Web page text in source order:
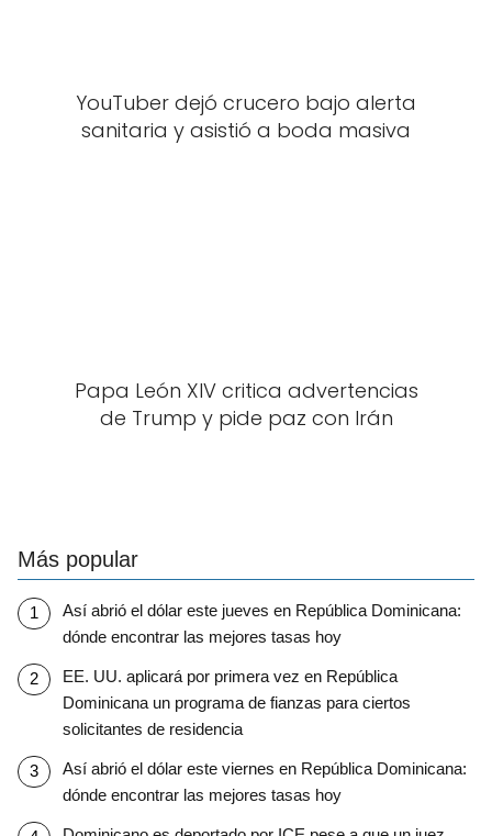
YouTuber dejó crucero bajo alerta
sanitaria y asistió a boda masiva
Papa León XIV critica advertencias
de Trump y pide paz con Irán
Más popular
Así abrió el dólar este jueves en República Dominicana:
dónde encontrar las mejores tasas hoy
EE. UU. aplicará por primera vez en República
Dominicana un programa de fianzas para ciertos
solicitantes de residencia
Así abrió el dólar este viernes en República Dominicana:
dónde encontrar las mejores tasas hoy